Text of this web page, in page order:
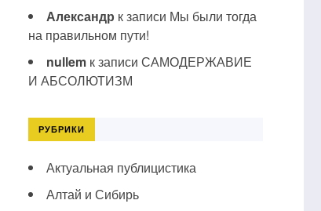
Александр к записи Мы были тогда
на правильном пути!
nullemк записи САМОДЕРЖАВИЕ
И АБСОЛЮТИЗМ
РУБРИКИ
Актуальная публицистика
Алтай и Сибирь